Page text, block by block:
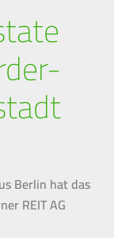
Berlin hat das
REIT AG